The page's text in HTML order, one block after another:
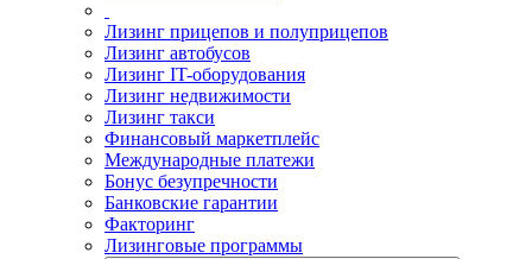
Лизинг прицепов и полуприцепов
Лизинг автобусов
Лизинг IT-оборудования
Лизинг недвижимости
Лизинг такси
Финансовый маркетплейс
Международные платежи
Бонус безупречности
Банковские гарантии
Факторинг
Лизинговые программы